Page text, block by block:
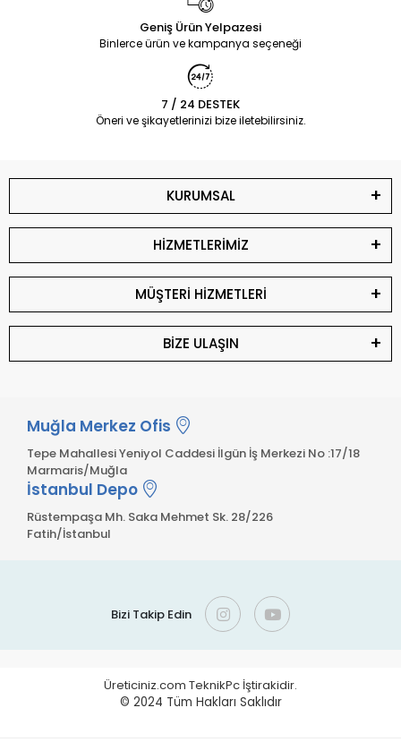
Geniş Ürün Yelpazesi
Binlerce ürün ve kampanya seçeneği
7 / 24 DESTEK
Öneri ve şikayetlerinizi bize iletebilirsiniz.
KURUMSAL
HİZMETLERİMİZ
MÜŞTERİ HİZMETLERİ
BİZE ULAŞIN
Muğla Merkez Ofis
Tepe Mahallesi Yeniyol Caddesi İlgün İş Merkezi No :17/18
Marmaris/Muğla
İstanbul Depo
Rüstempaşa Mh. Saka Mehmet Sk. 28/226
Fatih/İstanbul
Bizi Takip Edin
Üreticiniz.com TeknikPc İştirakidir.
© 2024 Tüm Hakları Saklıdır